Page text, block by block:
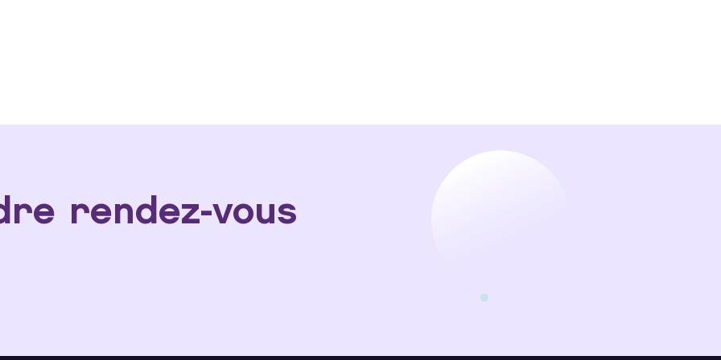
rendez-vous